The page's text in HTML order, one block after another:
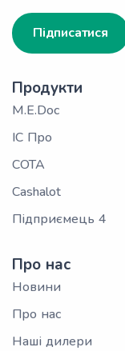
Підписатися
Продукти
M.E.Doc
ІС Про
СОТА
Cashalot
Підприємець 4
Про нас
Новини
Про нас
Наші дилери